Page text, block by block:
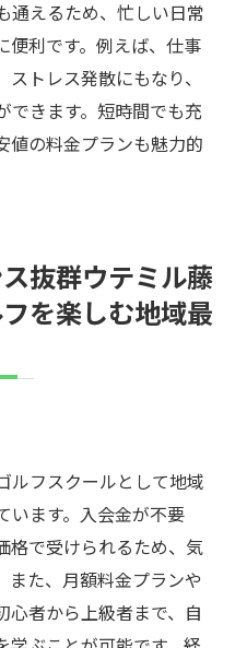
通えるため、忙しい日常
便利です。例えば、仕事
トレス発散にもなり、
できます。短時間でも充
値の料金プランも魅力的
抜群ウテミル藤
を楽しむ地域最
ルフスクールとして地域
います。入会金が不要
格で受けられるため、気
また、月額料金プランや
心者から上級者まで、自